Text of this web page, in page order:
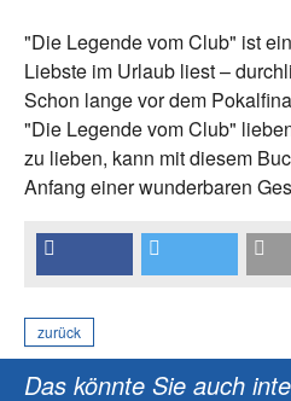
"Die Legende vom Club" ist
Liebste im Urlaub liest –
Schon lange vor dem
"Die Legende vom Club"
zu lieben, kann mit diesem
Anfang einer wunderbaren
zurück
Das könnte Sie auch